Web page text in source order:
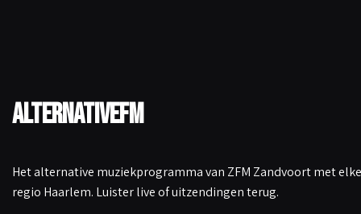
AlternativeFM
Het alternative muziekprogramma van ZFM Zandvoort met
regio Haarlem. Luister live of uitzendingen terug.